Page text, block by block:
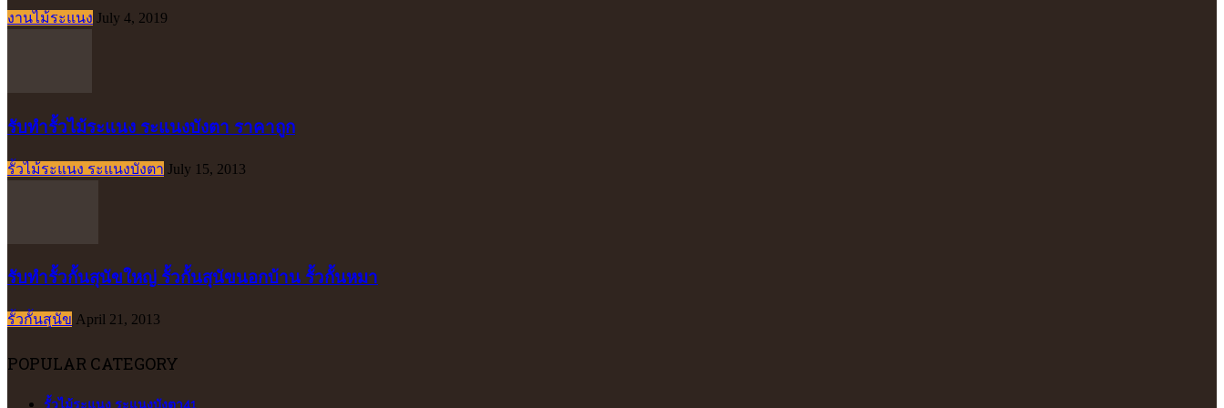
งานไม้ระแนง July 4, 2019
รับทำรั้วไม้ระแนง ระแนงบังตา ราคาถูก
รั้วไม้ระแนง ระแนงบังตา July 15, 2013
รับทำรั้วกั้นสุนัขใหญ่ รั้วกั้นสุนัขนอกบ้าน รั้วกั้นหมา
รั้วกั้นสุนัข April 21, 2013
POPULAR CATEGORY
รั้วไม้ระแนง ระแนงบังตา41